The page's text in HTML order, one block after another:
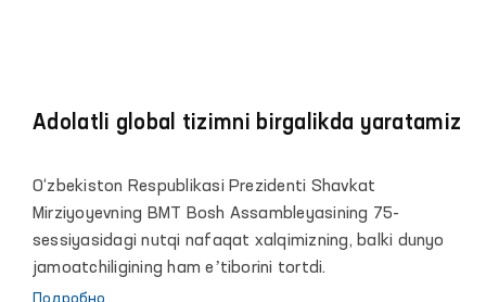
Adolatli global tizimni birgalikda yaratamiz
O‘zbekiston Respublikasi Prezidenti Shavkat
Mirziyoyevning BMT Bosh Assambleyasining 75-
sessiyasidagi nutqi nafaqat xalqimizning, balki dunyo
jamoatchiligining ham eʼtiborini tortdi.
Подробно